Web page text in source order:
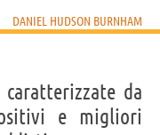
DANIEL HUDSON BURNHAM
da
e migliori